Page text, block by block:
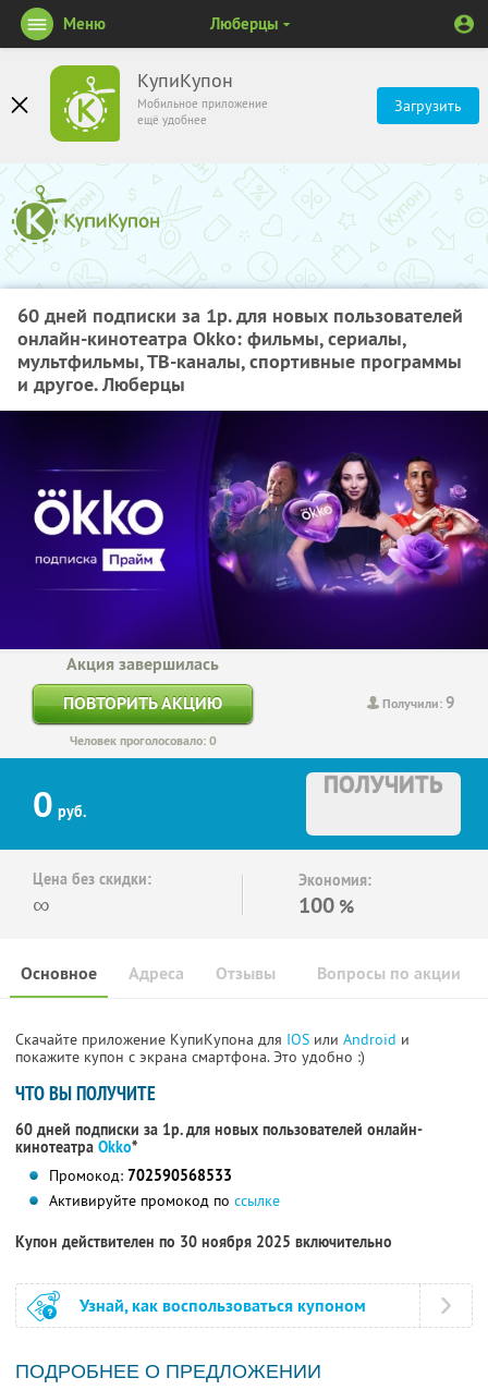
КупиКупон
Мобильное приложение
ещё удобнее
Загрузить
Меню Люберцы
60 дней подписки за 1р. для новых пользователей
онлайн-кинотеатра Okko: фильмы, сериалы,
мультфильмы, ТВ-каналы, спортивные программы
и другое. Люберцы
Получили:9
Акция завершилась
ПОВТОРИТЬ АКЦИЮ
Человек проголосовало: 0
0 руб.
ПОЛУЧИТЬ
Цена без скидки:
∞
Экономия:
100 %
Основное Отзывы Вопросы по акции
Адреса
Скачайте приложение КупиКупона для IOS или Android и
покажите купон с экрана смартфона. Это удобно :)
ЧТО ВЫ ПОЛУЧИТЕ
60 дней подписки за 1р. для новых пользователей онлайн-
кинотеатра Okko*
Промокод: 702590568533
Активируйте промокод по ссылке
Купон действителен по 30 ноября 2025 включительно
Узнай, как воспользоваться купоном
ПОДРОБНЕЕ О ПРЕДЛОЖЕНИИ